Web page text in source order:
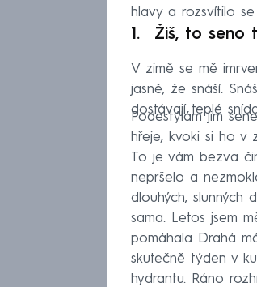
hlavy a rozsvítilo
Žiš, to seno
V zimě se mě
jasně, že snáší.
dostávají teplé
Podestýlám jim
hřeje, kvoki si ho v
To je vám bezva
nepršelo a
dlouhých, slunných
sama. Letos jsem
pomáhala Drahá
skutečně týden v
hydrantu. Ráno